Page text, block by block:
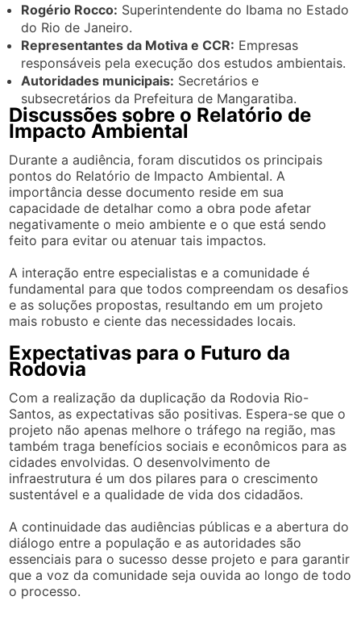
Rogério Rocco: Superintendente do Ibama no Estado
do Rio de Janeiro.
Representantes da Motiva e CCR: Empresas
responsáveis pela execução dos estudos ambientais.
Autoridades municipais: Secretários e
subsecretários da Prefeitura de Mangaratiba.
Discussões sobre o Relatório de
Impacto Ambiental
Durante a audiência, foram discutidos os principais
pontos do Relatório de Impacto Ambiental. A
importância desse documento reside em sua
capacidade de detalhar como a obra pode afetar
negativamente o meio ambiente e o que está sendo
feito para evitar ou atenuar tais impactos.
A interação entre especialistas e a comunidade é
fundamental para que todos compreendam os desafios
e as soluções propostas, resultando em um projeto
mais robusto e ciente das necessidades locais.
Expectativas para o Futuro da
Rodovia
Com a realização da duplicação da Rodovia Rio-
Santos, as expectativas são positivas. Espera-se que o
projeto não apenas melhore o tráfego na região, mas
também traga benefícios sociais e econômicos para as
cidades envolvidas. O desenvolvimento de
infraestrutura é um dos pilares para o crescimento
sustentável e a qualidade de vida dos cidadãos.
A continuidade das audiências públicas e a abertura do
diálogo entre a população e as autoridades são
essenciais para o sucesso desse projeto e para garantir
que a voz da comunidade seja ouvida ao longo de todo
o processo.